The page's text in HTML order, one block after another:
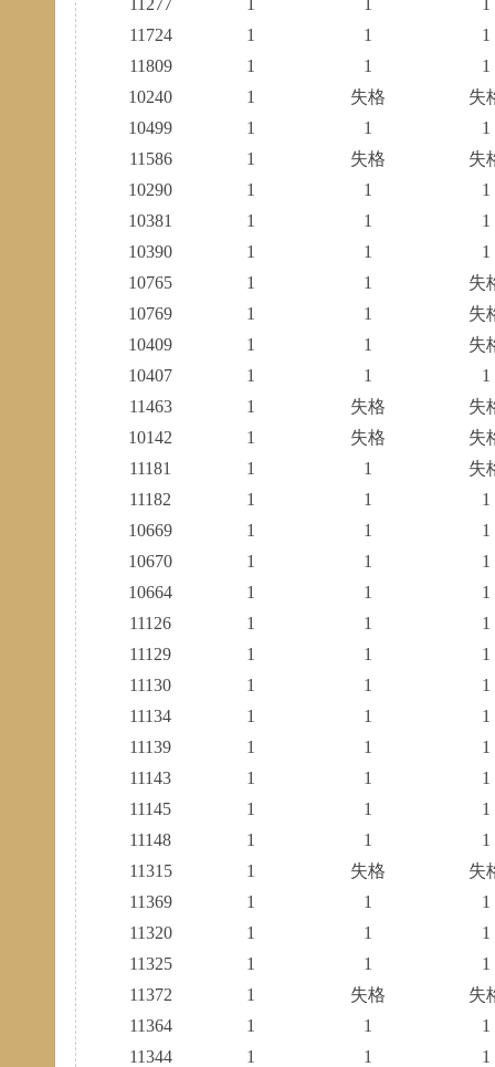
11277
1 1
1
11724
1 1
1
11809
1 1
1
10240
1 失格
失
10499
1 1
1
11586
1 失格
失
10290
1 1
1
10381
1 1
1
10390
1 1
1
10765
1 1
失
10769
1 1
失
10409
1 1
失
10407
1 1
1
11463
1 失格
失
10142
1 失格
失
11181
1 1
失
11182
1 1
1
10669
1 1
1
10670
1 1
1
10664
1 1
1
11126
1 1
1
11129
1 1
1
11130
1 1
1
11134
1 1
1
11139
1 1
1
11143
1 1
1
11145
1 1
1
11148
1 1
1
11315
1 失格
失
11369
1 1
1
11320
1 1
1
11325
1 1
1
11372
1 失格
失
11364
1 1
1
11344
1 1
1